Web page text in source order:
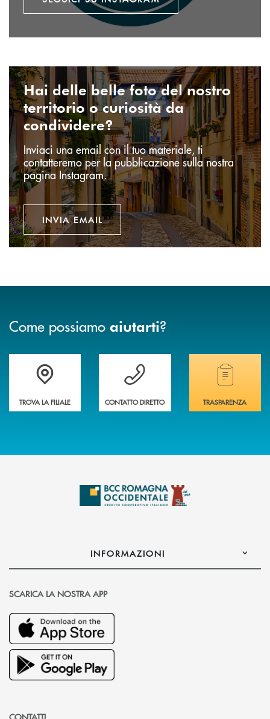
Invia email
Hai delle belle foto del nostro
territorio o curiosità da
condividere?
Inviaci una email con il tuo materiale, ti
contatteremo per la pubblicazione sulla nostra
pagina Instagram.
INVIA EMAIL
Come possiamo aiutarti?
Accedi all' elenco completo delle filiali della banca.
TROVA LA FILIALE
Hai bisogno di assistenza immediata?
CONTATTO DIRETTO
Hai bisogno di
TRASPARENZA
INFORMAZIONI
SCARICA LA NOSTRA APP
CONTATTI